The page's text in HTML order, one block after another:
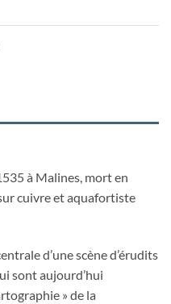
à Malines, mort en
cuivre et aquafortiste
d’une scène d’érudits
sont aujourd’hui
» de la